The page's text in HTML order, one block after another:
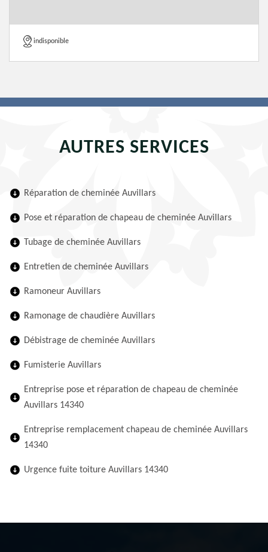
indisponible
AUTRES SERVICES
Réparation de cheminée Auvillars
Pose et réparation de chapeau de cheminée Auvillars
Tubage de cheminée Auvillars
Entretien de cheminée Auvillars
Ramoneur Auvillars
Ramonage de chaudière Auvillars
Débistrage de cheminée Auvillars
Fumisterie Auvillars
Entreprise pose et réparation de chapeau de cheminée
Auvillars 14340
Entreprise remplacement chapeau de cheminée Auvillars
14340
Urgence fuite toiture Auvillars 14340